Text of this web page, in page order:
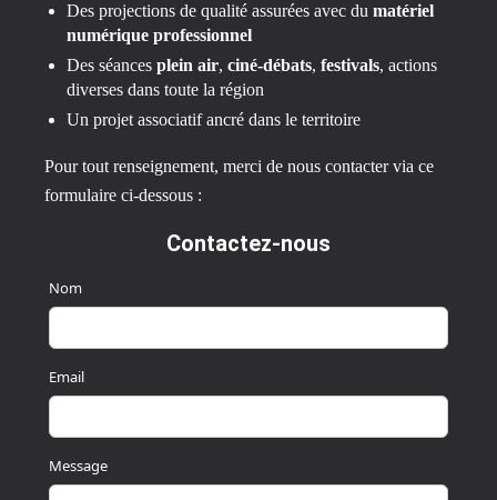
Des projections de qualité assurées avec du matériel
numérique professionnel
Des séances plein air, ciné-débats, festivals, actions
diverses dans toute la région
Un projet associatif ancré dans le territoire
Pour tout renseignement, merci de nous contacter via ce
formulaire ci-dessous :
Contactez-nous
Nom
Email
Message